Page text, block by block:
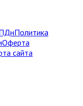
Политика
Оферта
сайта